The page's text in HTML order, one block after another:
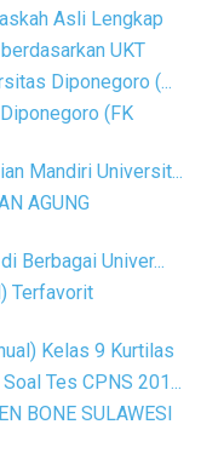
Asli Lengkap
UKT
Diponegoro (...
(FK
Mandiri Universit...
AGUNG
Berbagai Univer...
Terfavorit
Kelas 9 Kurtilas
Tes CPNS 201...
BONE SULAWESI